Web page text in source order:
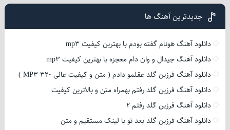
جدیدترین آهنگ ها
دانلود آهنگ هونام گفته بودم با بهترین کیفیت mp3
دانلود آهنگ جیدال و وان دام معجزه با بهترین کیفیت mp3
دانلود آهنگ فرزین گلد عقلمو دادم ( متن و کیفیت عالی 320 MP3 )
دانلود آهنگ فرزین گلد رفتم بهمراه متن و بالاترین کیفیت
دانلود آهنگ فرزین گلد رفتم 2
دانلود آهنگ فرزین گلد بعد تو با لینک مستقیم و متن